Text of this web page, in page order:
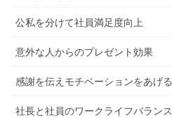
公私を分けて社員満足度向上
意外な人からのプレゼント効果
感謝を伝えモチベーションをあげる
社長と社員のワークライフバランス